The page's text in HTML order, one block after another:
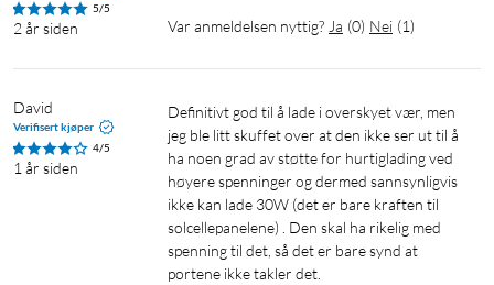
5/5
2 år siden Var anmeldelsen nyttig? Ja (0) Nei (1)
David
Verifisert kjøper
4/5
1 år siden
Definitivt god til å lade i overskyet vær, men
jeg ble litt skuffet over at den ikke ser ut til å
ha noen grad av støtte for hurtiglading ved
høyere spenninger og dermed sannsynligvis
ikke kan lade 30W (det er bare kraften til
solcellepanelene) . Den skal ha rikelig med
spenning til det, så det er bare synd at
portene ikke takler det.